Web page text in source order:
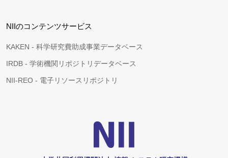
NIIのコンテンツサービス
KAKEN - 科学研究費助成事業データベース
IRDB - 学術機関リポジトリデータベース
NII-REO - 電子リソースリポジトリ